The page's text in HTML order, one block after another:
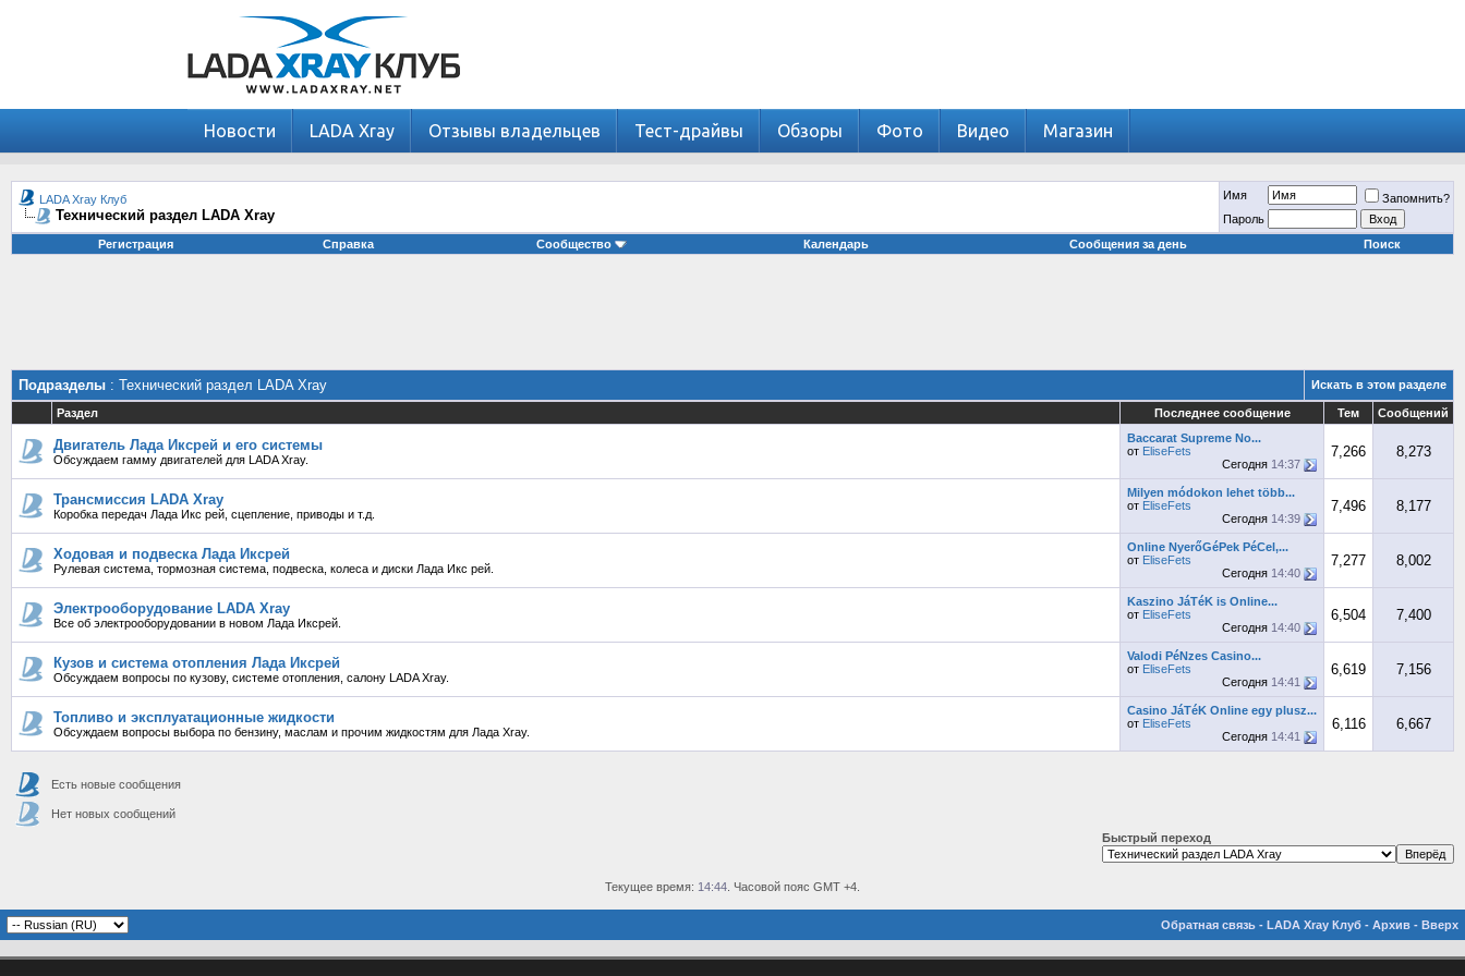
Новости LADA Xray Отзывы владельцев Тест-драйвы Обзоры Фото Видео Магазин
LADA Xray Клуб
Технический раздел LADA Xray
Имя
Запомнить?
Пароль
Регистрация
Справка Сообщество Календарь Сообщения за день Поиск
Подразделы : Технический раздел LADA Xray Искать в этом разделе
Раздел Последнее сообщение Тем Сообщений
Двигатель Лада Иксрей и его системы
Обсуждаем гамму двигателей для LADA Xray.
Baccarat Supreme No...
от EliseFets
Сегодня 14:37
7,266 8,273
Трансмиссия LADA Xray
Коробка передач Лада Икс рей, сцепление, приводы и т.д.
Milyen módokon lehet több...
от EliseFets
Сегодня 14:39
7,496 8,177
Ходовая и подвеска Лада Иксрей
Рулевая система, тормозная система, подвеска, колеса и диски Лада Икс рей.
Online NyerőGéPek PéCel,...
от EliseFets
Сегодня 14:40
7,277 8,002
Электрооборудование LADA Xray
Все об электрооборудовании в новом Лада Иксрей.
Kaszino JáTéK is Online...
от EliseFets
Сегодня 14:40
6,504 7,400
Кузов и система отопления Лада Иксрей
Обсуждаем вопросы по кузову, системе отопления, салону LADA Xray.
Valodi PéNzes Casino...
от EliseFets
Сегодня 14:41
6,619 7,156
Топливо и эксплуатационные жидкости
Обсуждаем вопросы выбора по бензину, маслам и прочим жидкостям для Лада Xray.
Casino JáTéK Online egy plusz...
от EliseFets
Сегодня 14:41
6,116 6,667
Есть новые сообщения
Нет новых сообщений
Быстрый переход
Текущее время: 14:44 . Часовой пояс GMT +4.
Обратная связь - LADA Xray Клуб - Архив - Вверх